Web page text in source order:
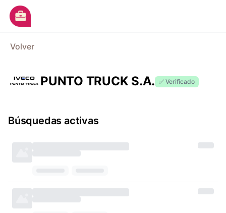
Ir al contenido principal
Categorías
Blog
Volver
PUNTO TRUCK S.A. ✅ Verificado
Búsquedas activas